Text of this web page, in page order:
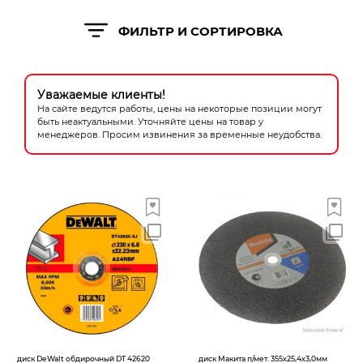
Отопление и климат
Подарочные сертификаты
Расходные материалы и оснастка
Сад-огород
Сварочное оборудование
Спецодежда
Станки
Строительное оборудование
Уважаемые клиенты!
На сайте ведутся работы, цены на некоторые позиции могут
быть неактуальными. Уточняйте цены на товар у
менеджеров. Просим извинения за временные неудобства.
диск DeWalt обдирочный DT 42620 диск Макита п/мет. 355х25,4х3,0мм
ФИЛЬТР И СОРТИРОВКА